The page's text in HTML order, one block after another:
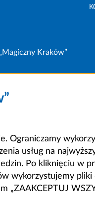
Kraków”
Ograniczamy
usług na
Po kliknięciu w
wykorzystujemy pliki